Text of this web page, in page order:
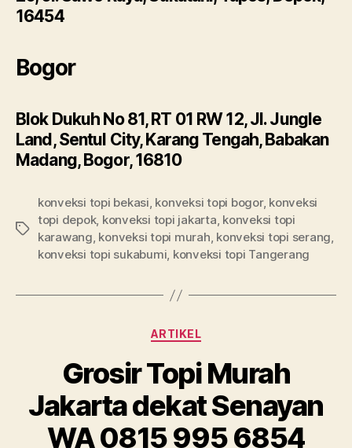
16454
Bogor
Blok Dukuh No 81, RT 01 RW 12, Jl. Jungle
Land, Sentul City, Karang Tengah, Babakan
Madang, Bogor, 16810
Tags
konveksi topi bekasi, konveksi topi bogor, konveksi
topi depok, konveksi topi jakarta, konveksi topi
karawang, konveksi topi murah, konveksi topi serang,
konveksi topi sukabumi, konveksi topi Tangerang
Categories
ARTIKEL
Grosir Topi Murah
Jakarta dekat Senayan
WA 0815 995 6854